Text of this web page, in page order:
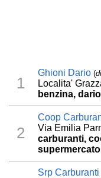
1
Ghioni Dario (
Localita'
benzina,
2
Coop
Via Emilia
carburanti,
supermercato
Srp